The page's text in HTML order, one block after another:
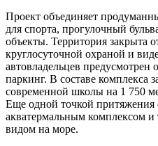
Проект объединяет
для спорта, прогулочный
объекты. Территория закрыта
круглосуточной охраной и
автовладельцев
паркинг. В составе комплекса
современной школы на 1 750
Еще одной точкой притяжения
акватермальным комплексом
видом на море.